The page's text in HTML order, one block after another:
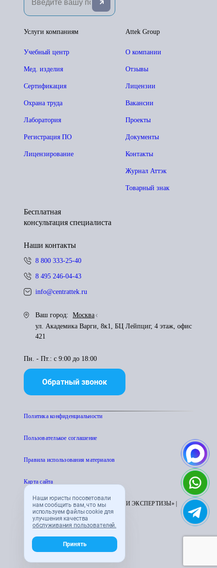
Наши юристы посоветовали
нам сообщить вам, что мы
используем файлы cookie для
улучшения качества
обслуживания пользователей.
Принять
Attek Group
О компании
Отзывы
Лицензии
Вакансии
Проекты
Документы
Контакты
Журнал Аттэк
Товарный знак
Услуги компаниям
Учебный центр
Мед. изделия
Сертификация
Охрана труда
Лаборатория
Регистрация ПО
Лицензирование
Бесплатная
консультация специалиста
Наши контакты
8 800 333-25-40
8 495 246-04-43
info@centrattek.ru
Ваш город:
Москва
ул. Академика Варги, 8к1, БЦ Лейпциг, 4 этаж, офис
421
Пн. - Пт.: с 9:00 до 18:00
Обратный звонок
Политика конфиденциальности
Пользователькое соглашение
Правила использования материалов
Карта сайта
© 1995 - 2026 «ЦЕНТР АТТЕСТАЦИИ И ЭКСПЕРТИЗЫ» |
CENTRATTEK.RU